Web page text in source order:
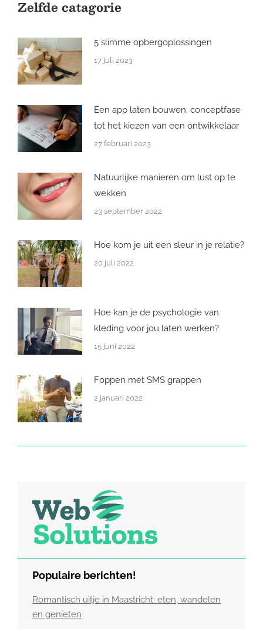
Zelfde catagorie
5 slimme opbergoplossingen
17 juli 2023
Een app laten bouwen; conceptfase
tot het kiezen van een ontwikkelaar
27 februari 2023
Natuurlijke manieren om lust op te
wekken
23 september 2022
Hoe kom je uit een sleur in je relatie?
20 juli 2022
Hoe kan je de psychologie van
kleding voor jou laten werken?
15 juni 2022
Foppen met SMS grappen
2 januari 2022
Populaire berichten!
Romantisch uitje in Maastricht: eten, wandelen
en genieten